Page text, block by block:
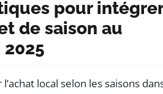
pour
de saison au
local selon les saisons